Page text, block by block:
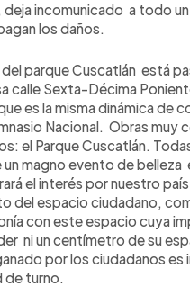
incomunicado a todo
los daños.
parque Cuscatlán está
calle Sexta-Décima
es la misma dinámica de
Nacional. Obras muy
el Parque Cuscatlán.
magno evento de belleza
el interés por nuestro
del espacio ciudadano,
con este espacio cuya
ni un centímetro de su
por los ciudadanos
de turno.